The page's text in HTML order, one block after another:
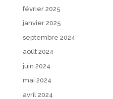
février 2025
janvier 2025
septembre 2024
août 2024
juin 2024
mai 2024
avril 2024